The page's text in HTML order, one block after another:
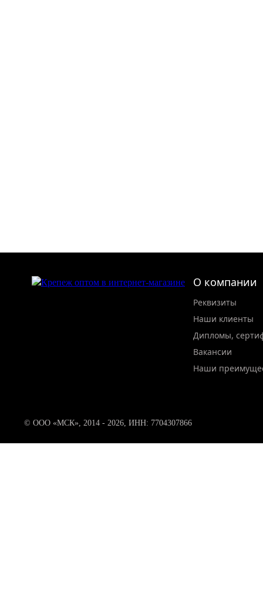
О компании
Реквизиты
Наши клиенты
Дипломы,
Вакансии
Наши
© ООО «МСК», 2014 - 2026, ИНН: 7704307866